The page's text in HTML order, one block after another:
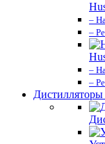
–
–
–
–
Дистилляторы